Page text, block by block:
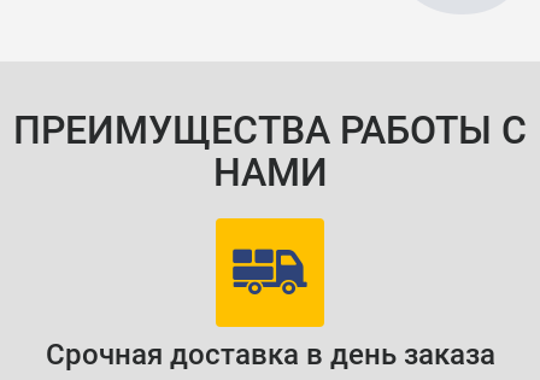
ПРЕИМУЩЕСТВА РАБОТЫ С
НАМИ
Срочная доставка в день заказа